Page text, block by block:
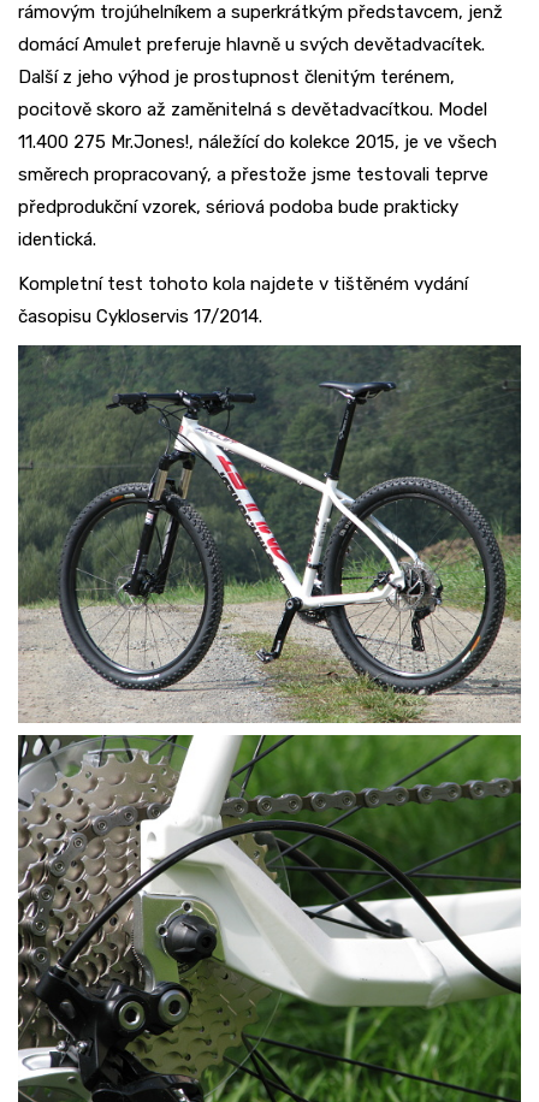
rámovým trojúhelníkem a superkrátkým představcem, jenž
domácí Amulet preferuje hlavně u svých devětadvacítek.
Další z jeho výhod je prostupnost členitým terénem,
pocitově skoro až zaměnitelná s devětadvacítkou. Model
11.400 275 Mr.Jones!, náležící do kolekce 2015, je ve všech
směrech propracovaný, a přestože jsme testovali teprve
předprodukční vzorek, sériová podoba bude prakticky
identická.
Kompletní test tohoto kola najdete v tištěném vydání
časopisu Cykloservis 17/2014.